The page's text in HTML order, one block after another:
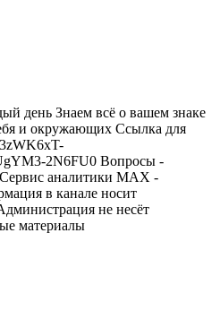
день Знаем всё о вашем знаке
и окружающих Ссылка для
2N6FU0 Вопросы -
аналитики MAX -
в канале носит
не несёт
материалы